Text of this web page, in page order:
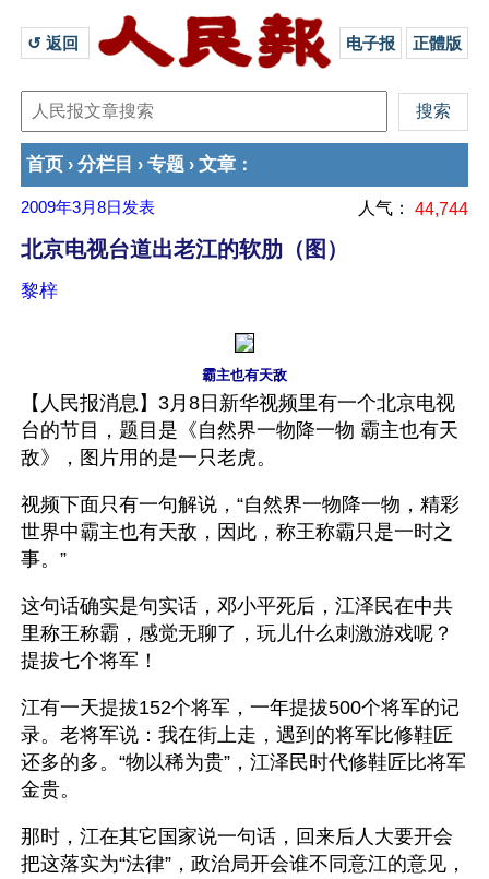
↺ 返回 电子报 正體版
首页 › 分栏目 › 专题 › 文章 ：
2009年3月8日 发表 人气： 44,744
北京电视台道出老江的软肋（图）
黎梓
霸主也有天敌
【人民报消息】3月8日新华视频里有一个北京电视
台的节目，题目是《自然界一物降一物 霸主也有天
敌》，图片用的是一只老虎。
视频下面只有一句解说，“自然界一物降一物，精彩
世界中霸主也有天敌，因此，称王称霸只是一时之
事。”
这句话确实是句实话，邓小平死后，江泽民在中共
里称王称霸，感觉无聊了，玩儿什么刺激游戏呢？
提拔七个将军！
江有一天提拔152个将军，一年提拔500个将军的记
录。老将军说：我在街上走，遇到的将军比修鞋匠
还多的多。“物以稀为贵”，江泽民时代修鞋匠比将军
金贵。
那时，江在其它国家说一句话，回来后人大要开会
把这落实为“法律”，政治局开会谁不同意江的意见，